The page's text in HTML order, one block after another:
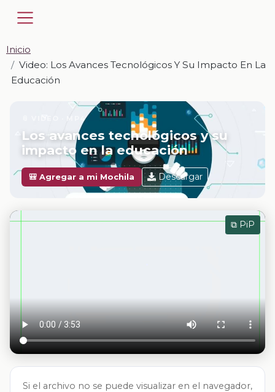
Inicio
Video: Los Avances Tecnológicos Y Su Impacto En La
Educación
📎 VIDEO · MP4
Los avances tecnológicos y su
impacto en la educación
🎒 Agregar a mi Mochila Descargar
⧉ PiP
Si el archivo no se puede visualizar en el navegador,